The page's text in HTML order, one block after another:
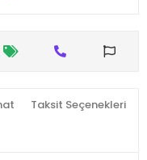
Taksit Seçenekleri